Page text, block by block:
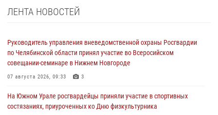
ЛЕНТА НОВОСТЕЙ
Руководитель управления вневедомственной охраны Росгвардии
по Челябинской области принял участие во Всеросийском
совещании-семинаре в Нижнем Новгороде
07 августа 2026, 09:33 3
На Южном Урале росгвардейцы приняли участие в спортивных
состязаниях, приуроченных ко Дню физкультурника